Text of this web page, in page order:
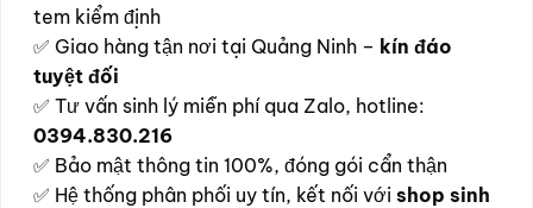
tem kiểm định
✅ Giao hàng tận nơi tại Quảng Ninh – kín đáo
tuyệt đối
✅ Tư vấn sinh lý miễn phí qua Zalo, hotline:
0394.830.216
✅ Bảo mật thông tin 100%, đóng gói cẩn thận
✅ Hệ thống phân phối uy tín, kết nối với shop sinh